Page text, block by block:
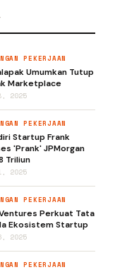
PEKERJAAN
Umumkan Tutup
Marketplace
2025
PEKERJAAN
Startup Frank
'Prank' JPMorgan
Triliun
2025
PEKERJAAN
Perkuat Tata
Ekosistem Startup
2025
PEKERJAAN